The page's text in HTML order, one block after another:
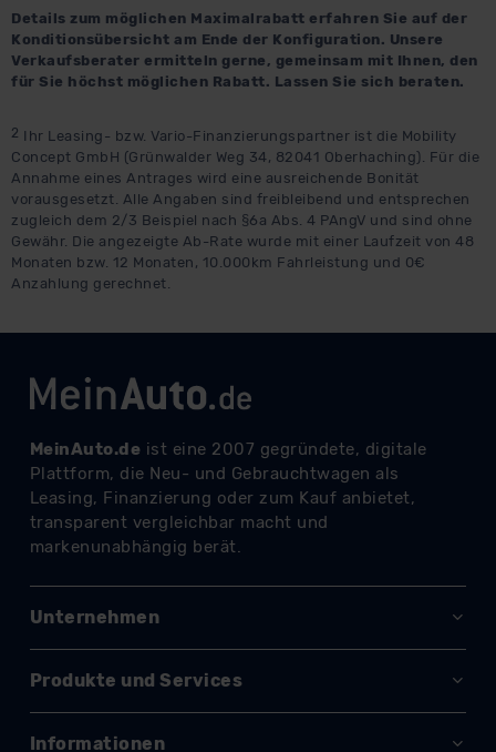
Details zum möglichen Maximalrabatt erfahren Sie auf der
Konditionsübersicht am Ende der Konfiguration. Unsere
Verkaufsberater ermitteln gerne, gemeinsam mit Ihnen, den
für Sie höchst möglichen Rabatt. Lassen Sie sich beraten.
2 Ihr Leasing- bzw. Vario-Finanzierungspartner ist die Mobility
Concept GmbH (Grünwalder Weg 34, 82041 Oberhaching). Für die
Annahme eines Antrages wird eine ausreichende Bonität
vorausgesetzt. Alle Angaben sind freibleibend und entsprechen
zugleich dem 2/3 Beispiel nach §6a Abs. 4 PAngV und sind ohne
Gewähr. Die angezeigte Ab-Rate wurde mit einer Laufzeit von 48
Monaten bzw. 12 Monaten, 10.000km Fahrleistung und 0€
Anzahlung gerechnet.